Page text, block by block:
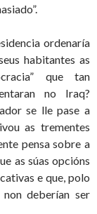
ordenaría
habitantes as
que tan
no Iraq?
se lle pase a
as trementes
pensa sobre a
as súas opcións
e que, polo
non deberían ser